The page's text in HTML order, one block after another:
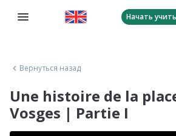
Начать
Вернуться назад
Une histoire de la
Vosges | Partie I